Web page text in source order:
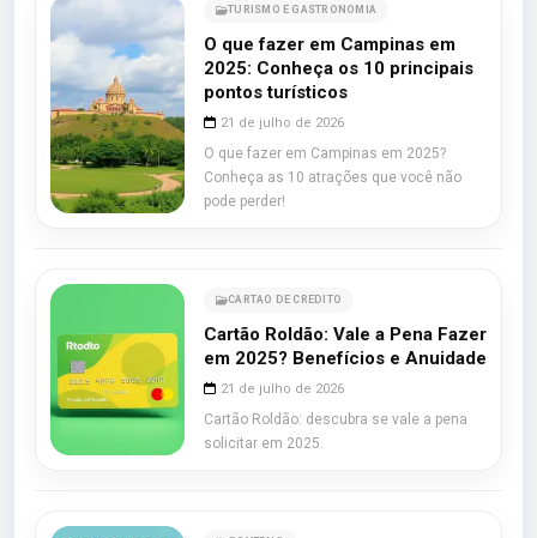
TURISMO E GASTRONOMIA
O que fazer em Campinas em
2025: Conheça os 10 principais
pontos turísticos
21 de julho de 2026
O que fazer em Campinas em 2025?
Conheça as 10 atrações que você não
pode perder!
CARTAO DE CREDITO
Cartão Roldão: Vale a Pena Fazer
em 2025? Benefícios e Anuidade
21 de julho de 2026
Cartão Roldão: descubra se vale a pena
solicitar em 2025.